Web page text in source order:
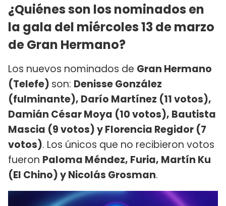
¿Quiénes son los nominados en
la gala del miércoles 13 de marzo
de Gran Hermano?
Los nuevos nominados de Gran Hermano
(Telefe) son: Denisse González
(fulminante), Darío Martínez (11 votos),
Damián César Moya (10 votos), Bautista
Mascia (9 votos) y Florencia Regidor (7
votos). Los únicos que no recibieron votos
fueron Paloma Méndez, Furia, Martín Ku
(El Chino) y Nicolás Grosman.